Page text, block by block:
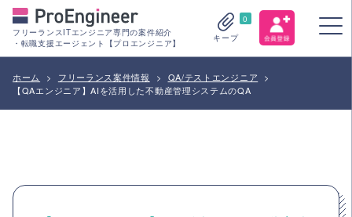
フリーランスITエンジニア専門の案件紹介
・転職支援エージェント【プロエンジニア】
0
キープ
ホーム > フリーランス案件情報 > QA/テストエンジニア
>
【QAエンジニア】AIを活用した不動産管理システムのQA